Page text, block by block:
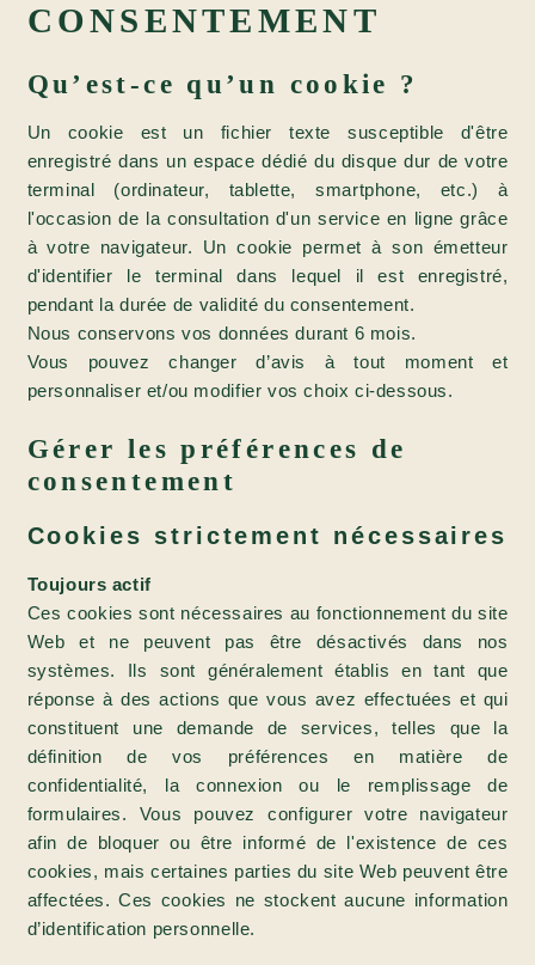
CONSENTEMENT
Qu’est-ce qu’un cookie ?
Un cookie est un fichier texte susceptible d'être
enregistré dans un espace dédié du disque dur de votre
terminal (ordinateur, tablette, smartphone, etc.) à
l'occasion de la consultation d'un service en ligne grâce
à votre navigateur. Un cookie permet à son émetteur
d'identifier le terminal dans lequel il est enregistré,
pendant la durée de validité du consentement.
Nous conservons vos données durant 6 mois.
Vous pouvez changer d’avis à tout moment et
personnaliser et/ou modifier vos choix ci-dessous.
Gérer les préférences de
consentement
Cookies strictement nécessaires
Toujours actif
Ces cookies sont nécessaires au fonctionnement du site
Web et ne peuvent pas être désactivés dans nos
systèmes. Ils sont généralement établis en tant que
réponse à des actions que vous avez effectuées et qui
constituent une demande de services, telles que la
définition de vos préférences en matière de
confidentialité, la connexion ou le remplissage de
formulaires. Vous pouvez configurer votre navigateur
afin de bloquer ou être informé de l'existence de ces
cookies, mais certaines parties du site Web peuvent être
affectées. Ces cookies ne stockent aucune information
d’identification personnelle.